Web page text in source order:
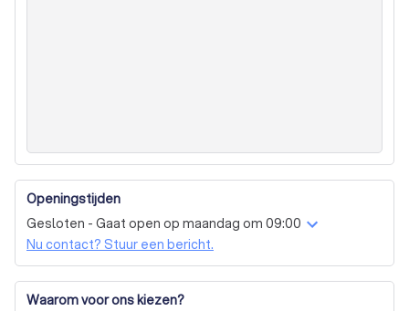
Openingstijden
Gesloten - Gaat open op maandag om 09:00
Nu contact? Stuur een bericht.
Waarom voor ons kiezen?